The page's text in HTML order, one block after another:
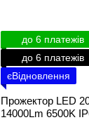
до 6 платежів
до 6 платежів
єВідновлення
Прожектор LED
14000Lm 6500K